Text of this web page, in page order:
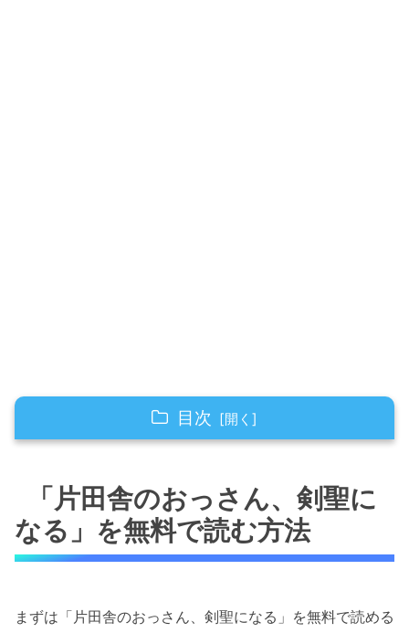
目次
む方法
おすすめはまんが王国
無料で試し読みができる漫画アプリ
「片田舎のおっさん、剣聖に
なる」を無料で読む方法
まずは「片田舎のおっさん、剣聖になる」を無料で読める